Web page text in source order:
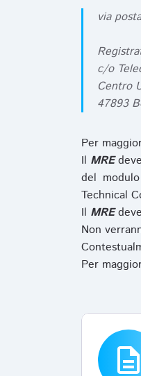
via
c/o
Centro
47893
Per
Il MRE
del
Technical
Il MRE
Non
Per
description